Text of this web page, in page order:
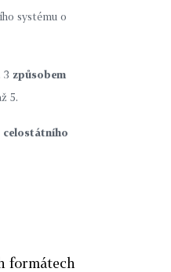
systému o
3 způsobem
5.
celostátního
formátech